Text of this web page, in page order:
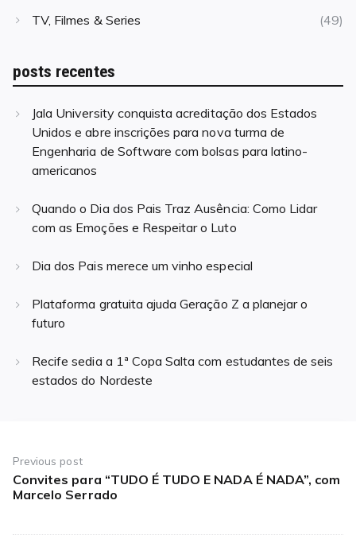
TV, Filmes & Series
(49)
posts recentes
Jala University conquista acreditação dos Estados
Unidos e abre inscrições para nova turma de
Engenharia de Software com bolsas para latino-
americanos
Quando o Dia dos Pais Traz Ausência: Como Lidar
com as Emoções e Respeitar o Luto
Dia dos Pais merece um vinho especial
Plataforma gratuita ajuda Geração Z a planejar o
futuro
Recife sedia a 1ª Copa Salta com estudantes de seis
estados do Nordeste
de
Post
Previous post
Previous
post:
Convites para “TUDO É TUDO E NADA É NADA”, com
Marcelo Serrado